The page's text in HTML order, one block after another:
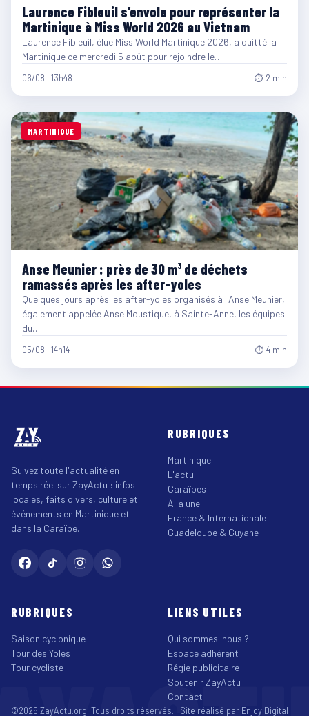
Laurence Fibleuil s’envole pour représenter la
Martinique à Miss World 2026 au Vietnam
Laurence Fibleuil, élue Miss World Martinique 2026, a quitté la
Martinique ce mercredi 5 août pour rejoindre le…
06/08 · 13h48 ⏱ 2 min
MARTINIQUE
Anse Meunier : près de 30 m³ de déchets
ramassés après les after-yoles
Quelques jours après les after-yoles organisés à l'Anse Meunier,
également appelée Anse Moustique, à Sainte-Anne, les équipes
du…
05/08 · 14h14 ⏱ 4 min
Suivez toute l'actualité en
temps réel sur ZayActu : infos
locales, faits divers, culture et
événements en Martinique et
dans la Caraïbe.
RUBRIQUES
Martinique
L'actu
Caraïbes
À la une
France & Internationale
Guadeloupe & Guyane
RUBRIQUES
Saison cyclonique
Tour des Yoles
Tour cycliste
LIENS UTILES
Qui sommes-nous ?
Espace adhérent
Régie publicitaire
Soutenir ZayActu
Contact
©2026 ZayActu.org. Tous droits réservés. · Site réalisé par Enjoy Digital